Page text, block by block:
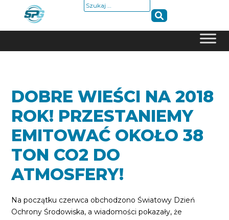
Szukaj:
DOBRE WIEŚCI NA 2018
ROK! PRZESTANIEMY
EMITOWAĆ OKOŁO 38
TON CO2 DO
ATMOSFERY!
Na początku czerwca obchodzono Światowy Dzień
Ochrony Środowiska, a wiadomości pokazały, że